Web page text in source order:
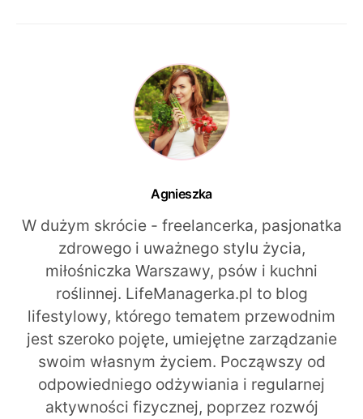
Agnieszka
W dużym skrócie - freelancerka, pasjonatka
zdrowego i uważnego stylu życia,
miłośniczka Warszawy, psów i kuchni
roślinnej. LifeManagerka.pl to blog
lifestylowy, którego tematem przewodnim
jest szeroko pojęte, umiejętne zarządzanie
swoim własnym życiem. Począwszy od
odpowiedniego odżywiania i regularnej
aktywności fizycznej, poprzez rozwój